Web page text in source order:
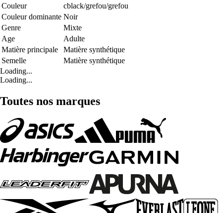
Couleur
cblack/grefou/grefou
Couleur dominante Noir
Genre
Mixte
Age
Adulte
Matière principale
Matière synthétique
Semelle
Matière synthétique
Loading...
Loading...
Toutes nos marques